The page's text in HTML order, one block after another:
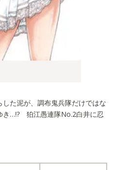
た泥が、調布鬼兵隊だけではな
き…!? 狛江愚連隊No.2白井に忍